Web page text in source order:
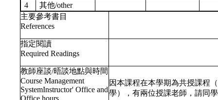
4
其他/other
主要參考書目
References
指定閱讀
Required Readings
教師座談/晤談地點與時間
Course Management
SystemInstructor' Office and
Office hours
因本課程在本學期為共授課程
學），有兩位授課老師，請同